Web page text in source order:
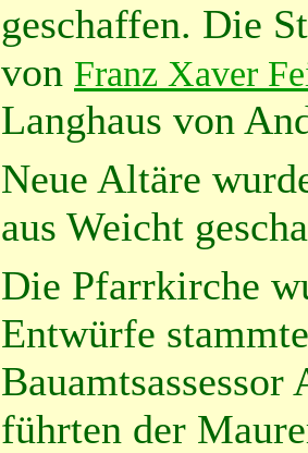
geschaffen. Die
von Franz Xaver
Langhaus von
Neue Altäre
aus Weicht
Die Pfarrkirche
Entwürfe
führten der